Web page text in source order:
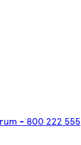
- 800 222 555